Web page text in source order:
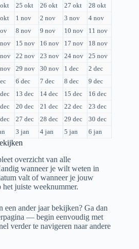
25 okt 26 okt 27 okt
28 okt
1 nov 2 nov 3 nov
4 nov
8 nov 9 nov 10 nov
11 nov
15 nov 16 nov 17 nov
18 nov
22 nov 23 nov 24 nov
25 nov
29 nov 30 nov 1 dec
2 dec
6 dec 7 dec 8 dec
9 dec
13 dec 14 dec 15 dec
16 dec
20 dec 21 dec 22 dec
23 dec
27 dec 28 dec 29 dec
30 dec
3 jan 4 jan 5 jan 6 jan
overzicht van alle
wanneer je wilt weten in
valt of wanneer je jouw
juiste weeknummer.
een ander jaar bekijken? Ga dan
— begin eenvoudig met
verder te navigeren naar andere